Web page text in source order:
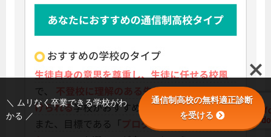
＼ ムリなく卒業できる学校がわ
かる ／
通信制高校の無料適正診断
を受ける